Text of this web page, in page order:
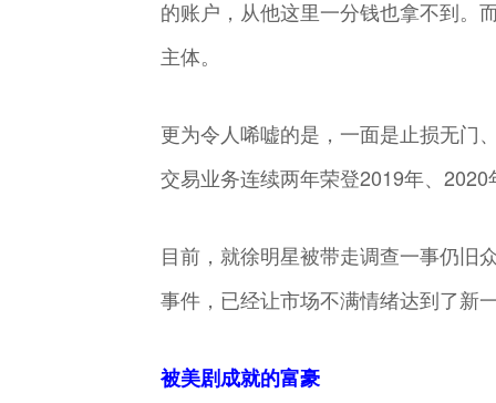
的账户，从他这里一分钱也拿不到。
主体。
更为令人唏嘘的是，一面是止损无门
交易业务连续两年荣登2019年、
目前，就徐明星被带走调查一事仍旧
事件，已经让市场不满情绪达到了新
被美剧成就的富豪